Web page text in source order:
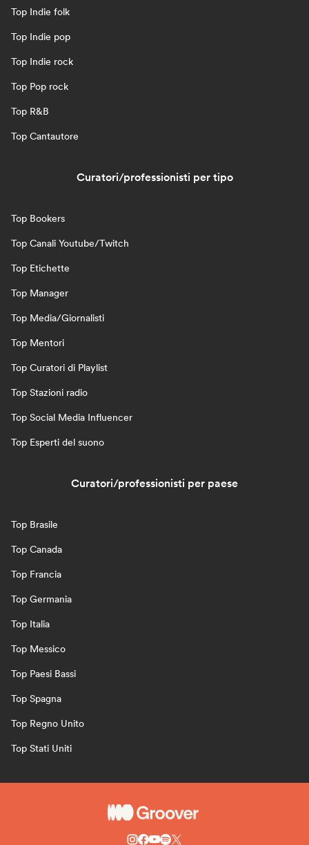
Top Indie folk
Top Indie pop
Top Indie rock
Top Pop rock
Top R&B
Top Cantautore
Curatori/professionisti per tipo
Top Bookers
Top Canali Youtube/Twitch
Top Etichette
Top Manager
Top Media/Giornalisti
Top Mentori
Top Curatori di Playlist
Top Stazioni radio
Top Social Media Influencer
Top Esperti del suono
Curatori/professionisti per paese
Top Brasile
Top Canada
Top Francia
Top Germania
Top Italia
Top Messico
Top Paesi Bassi
Top Spagna
Top Regno Unito
Top Stati Uniti